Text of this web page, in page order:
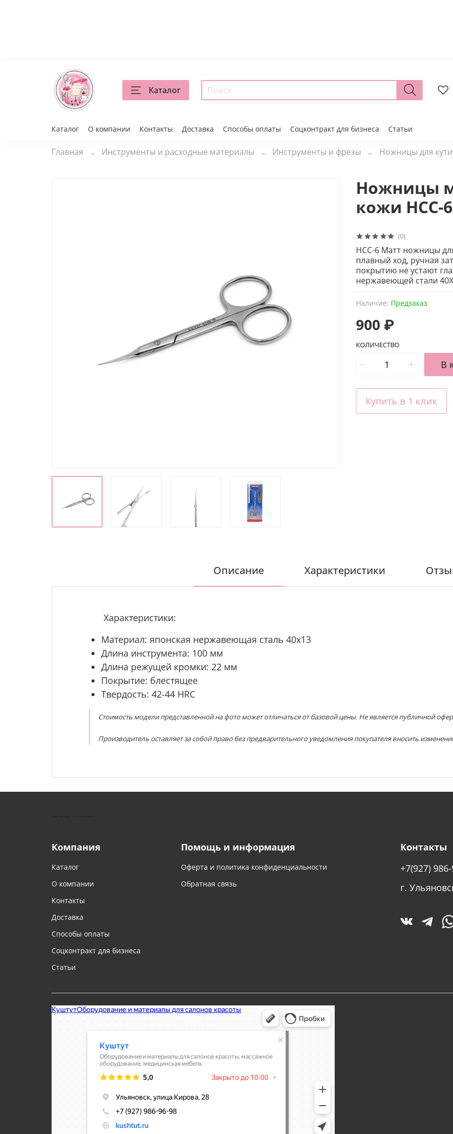
Каталог
Каталог О компании Контакты Доставка Способы оплаты Соцконтракт для бизнеса Статьи
Главная Инструменты и расходные материалы Инструменты и фрезы Ножницы для
(0)
Наличие: Предзаказ
Ножницы
кожи HCC-
900 ₽
КОЛИЧЕСТВО
В
Купить в 1 клик
HCC-6 Матт ножницы
плавный ход, ручная
покрытию не устают
нержавеющей стали
Описание Характеристики
Характеристики:
Материал: японская нержавеющая сталь 40х13
Длина инструмента: 100 мм
Длина режущей кромки: 22 мм
Покрытие: блестящее
Твердость: 42-44 HRC
Стоимость модели представленной на фото может отличаться от базовой цены. Не является публичной
Производитель оставляет за собой право без предварительного уведомления покупателя вносить
КУШТУТ - ОБОРУДОВАНИЕ ДЛЯ САЛОНОВ КРАСОТЫ
Компания
Каталог
О компании
Контакты
Доставка
Способы оплаты
Соцконтракт для бизнеса
Статьи
Помощь и информация
Оферта и политика конфиденциальности
Обратная связь
Контакты
+7(927)
г.